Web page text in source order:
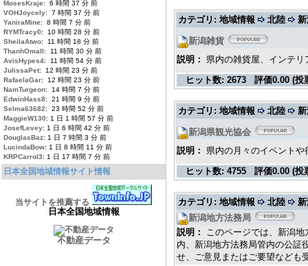
MosesKraje: 6 時間 37 分 前
VOHJoycely: 7 時間 37 分 前
YaniraMine: 8 時間 7 分 前
RYMTracy0: 10 時間 28 分 前
SheilaAtwo: 11 時間 18 分 前
ThanhOmall: 11 時間 30 分 前
AvisHypes4: 11 時間 54 分 前
JulissaPet: 12 時間 23 分 前
RafaelaGar: 12 時間 23 分 前
NamTurgeon: 14 時間 7 分 前
EdwinHass8: 21 時間 9 分 前
Selma63682: 23 時間 52 分 前
MaggieW130: 1 日 1 時間 57 分 前
JosefLevey: 1 日 6 時間 42 分 前
DouglasBaz: 1 日 7 時間 3 分 前
LucindaBow: 1 日 8 時間 11 分 前
KRPCarrol3: 1 日 17 時間 7 分 前
日本全国地域情報サイト情報
当サイトを推薦する
日本全国地域情報
不動産データ
カテゴリ: 地域情報 北陸
新潟雑貨
説明：
県内の雑貨屋、インテ
ヒット数: 2673 評価0.00 (投
カテゴリ: 地域情報 北陸
新潟県観光協会
説明：
県内の月々のイベント
ヒット数: 4755 評価0.00 (投
カテゴリ: 地域情報 北陸
新潟地方法務局
説明：
このページでは、新潟
内、新潟地方法務局管内の公証
せ、ご意見またはご要望など